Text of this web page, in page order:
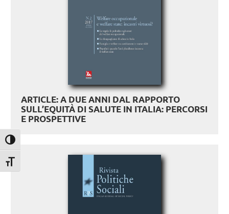
Attiva/disattiva alto contrasto
Attiva/disattiva dimensione testo
ARTICLE: A DUE ANNI DAL RAPPORTO
SULL’EQUITÀ DI SALUTE IN ITALIA: PERCORSI
E PROSPETTIVE